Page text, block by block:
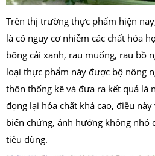
Trên thị trường thực phẩm hiện
là có nguy cơ nhiễm các chất hóa
bông cải xanh, rau muống, rau bồ
loại thực phẩm này được bộ nông
thôn thống kê và đưa ra kết quả là
đọng lại hóa chất khá cao, điều
biến chứng, ảnh hưởng không nhỏ
tiêu dùng.